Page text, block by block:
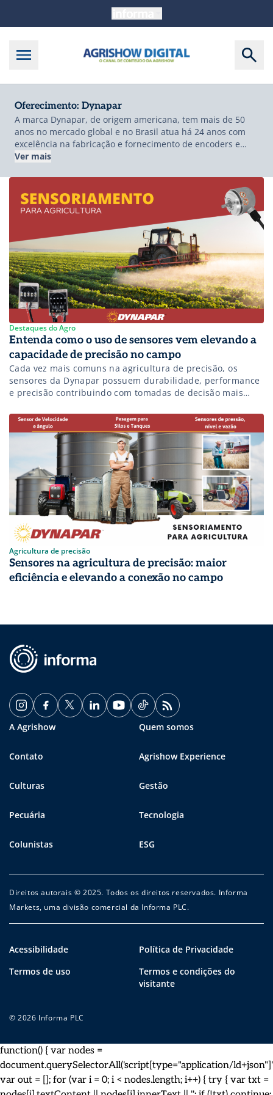
Oferecimento: Dynapar
A marca Dynapar, de origem americana, tem mais de 50
anos no mercado global e no Brasil atua há 24 anos com
excelência na fabricação e fornecimento de encoders e
acessórios para grandes empresas no setor industrial.
produtos, garantindo entrega rápida e segura.
Seu escritório e fábrica no Brasil, estão localizados em
Barueri – São Paulo -Brasil, dentro de um dos maiores
polos industriais de SP, contando com uma localização
privilegiada para o setor. A Dynapar é líder no
desenvolvimento e fabricação local de dispositivos para
controle de feedback de movimento, atendendo indústrias
com produtos de alto desempenho, durabilidade e
tradição no mercado.
Ver mais
Destaques do Agro
Entenda como o uso de sensores vem elevando a
capacidade de precisão no campo
Cada vez mais comuns na agricultura de precisão, os
sensores da Dynapar possuem durabilidade, performance
e precisão contribuindo com tomadas de decisão mais
Agricultura de precisão
Sensores na agricultura de precisão: maior
eficiência e elevando a conexão no campo
A Agrishow Quem somos
Contato Agrishow Experience
Culturas Gestão
Pecuária Tecnologia
Colunistas ESG
Direitos autorais © 2025. Todos os direitos reservados. Informa
Markets, uma divisão comercial da Informa PLC.
Acessibilidade
Política de Privacidade
Termos de uso
Termos e condições do
visitante
© 2026 Informa PLC
function() { var nodes =
document.querySelectorAll('script[type="application/
var out = []; for (var i = 0; i < nodes.length; i++) { try { var txt =